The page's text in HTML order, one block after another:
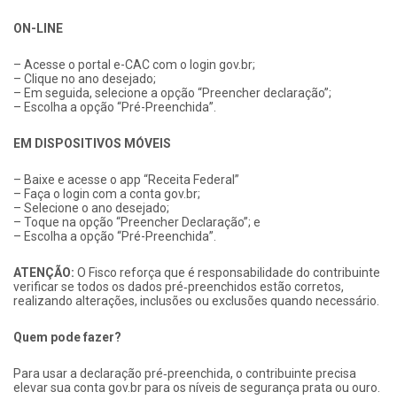
ON-LINE
– Acesse o portal e-CAC com o login gov.br;
– Clique no ano desejado;
– Em seguida, selecione a opção “Preencher declaração”;
– Escolha a opção “Pré-Preenchida”.
EM DISPOSITIVOS MÓVEIS
– Baixe e acesse o app “Receita Federal”
– Faça o login com a conta gov.br;
– Selecione o ano desejado;
– Toque na opção “Preencher Declaração”; e
– Escolha a opção “Pré-Preenchida”.
ATENÇÃO: O Fisco reforça que é responsabilidade do contribuinte
verificar se todos os dados pré‑preenchidos estão corretos,
realizando alterações, inclusões ou exclusões quando necessário.
Quem pode fazer?
Para usar a declaração pré‑preenchida, o contribuinte precisa
elevar sua conta gov.br para os níveis de segurança prata ou ouro.